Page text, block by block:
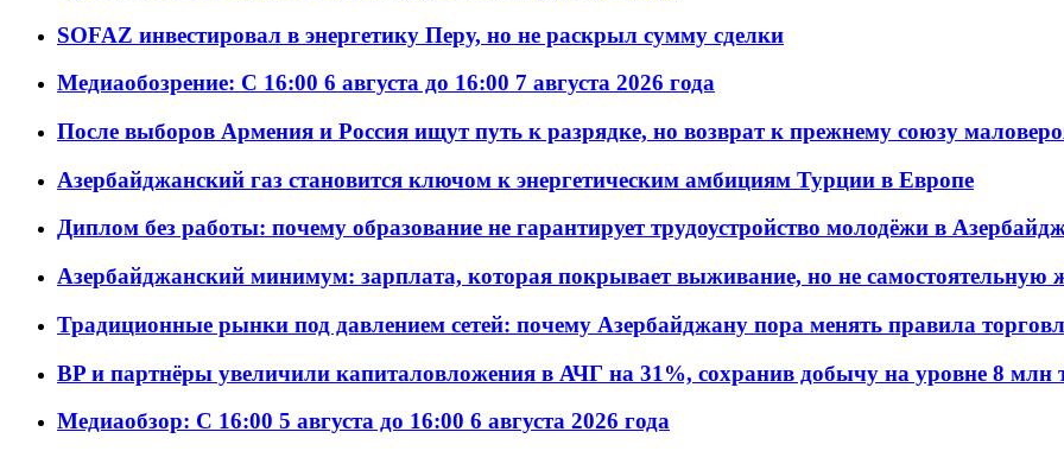
SOFAZ инвестировал в энергетику Перу, но не раскрыл сумму сделки
Медиаобозрение: С 16:00 6 августа до 16:00 7 августа 2026 года
После выборов Армения и Россия ищут путь к разрядке, но возврат к прежнему союзу
Азербайджанский газ становится ключом к энергетическим амбициям Турции в Европе
Диплом без работы: почему образование не гарантирует трудоустройство молодёжи в
Азербайджанский минимум: зарплата, которая покрывает выживание, но не самостоятельную
Традиционные рынки под давлением сетей: почему Азербайджану пора менять правила
BP и партнёры увеличили капиталовложения в АЧГ на 31%, сохранив добычу на уровне 8 млн
Медиаобзор: С 16:00 5 августа до 16:00 6 августа 2026 года